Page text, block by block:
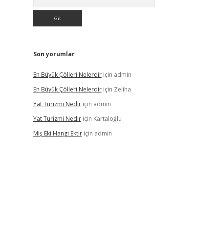
Son yorumlar
En Büyük Çölleri Nelerdiriçin admin
En Büyük Çölleri Nelerdiriçin Zeliha
Yat Turizmi Nediriçin admin
Yat Turizmi Nediriçin Kartaloğlu
Miş Eki Hangi Ektiriçin admin